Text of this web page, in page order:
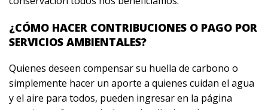
¿CÓMO HACER CONTRIBUCIONES O PAGO POR
SERVICIOS AMBIENTALES?
Quienes deseen compensar su huella de carbono o
simplemente hacer un aporte a quienes cuidan el agua
y el aire para todos, pueden ingresar en la página